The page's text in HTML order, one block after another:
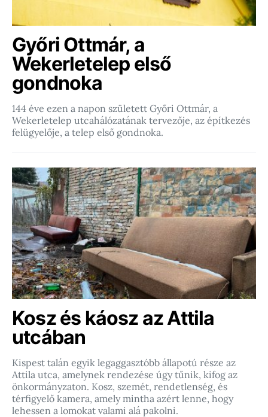
Győri Ottmár, a
Wekerletelep első
gondnoka
144 éve ezen a napon született Győri Ottmár, a
Wekerletelep utcahálózatának tervezője, az építkezés
felügyelője, a telep első gondnoka.
Kosz és káosz az Attila
utcában
Kispest talán egyik legaggasztóbb állapotú része az
Attila utca, amelynek rendezése úgy tűnik, kifog az
önkormányzaton. Kosz, szemét, rendetlenség, és
térfigyelő kamera, amely mintha azért lenne, hogy
lehessen a lomokat valami alá pakolni.